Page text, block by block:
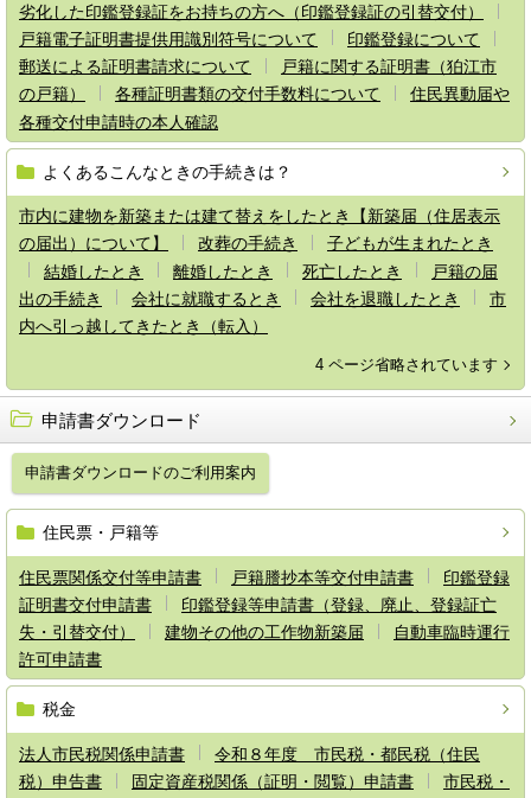
劣化した印鑑登録証をお持ちの方へ（印鑑登録証の引替交付）
戸籍電子証明書提供用識別符号について
印鑑登録について
郵送による証明書請求について
戸籍に関する証明書（狛江市
の戸籍）
各種証明書類の交付手数料について
住民異動届や
各種交付申請時の本人確認
よくあるこんなときの手続きは？
市内に建物を新築または建て替えをしたとき【新築届（住居表示
の届出）について】
改葬の手続き
子どもが生まれたとき
結婚したとき
離婚したとき 死亡したとき
戸籍の届
出の手続き
会社に就職するとき 会社を退職したとき
市
内へ引っ越してきたとき（転入）
4 ページ省略されています
申請書ダウンロード
申請書ダウンロードのご利用案内
住民票・戸籍等
住民票関係交付等申請書 戸籍謄抄本等交付申請書
印鑑登録
証明書交付申請書
印鑑登録等申請書（登録、廃止、登録証亡
失・引替交付）
建物その他の工作物新築届
自動車臨時運行
許可申請書
税金
法人市民税関係申請書
令和８年度 市民税・都民税（住民
税）申告書
固定資産税関係（証明・閲覧）申請書
市民税・